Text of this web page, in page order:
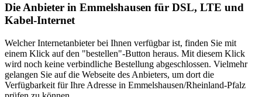
Die Anbieter in Emmelshausen für DSL, LTE und
Kabel-Internet
Welcher Internetanbieter bei Ihnen verfügbar ist, finden Sie mit
einem Klick auf den "bestellen"-Button heraus. Mit diesem Klick
wird noch keine verbindliche Bestellung abgeschlossen. Vielmehr
gelangen Sie auf die Webseite des Anbieters, um dort die
Verfügbarkeit für Ihre Adresse in Emmelshausen/Rheinland-Pfalz